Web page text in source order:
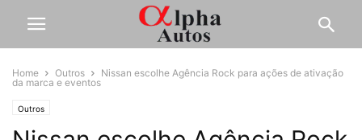
Home Outros
Nissan escolhe Agência Rock para ações de ativação
da marca e eventos
Outros